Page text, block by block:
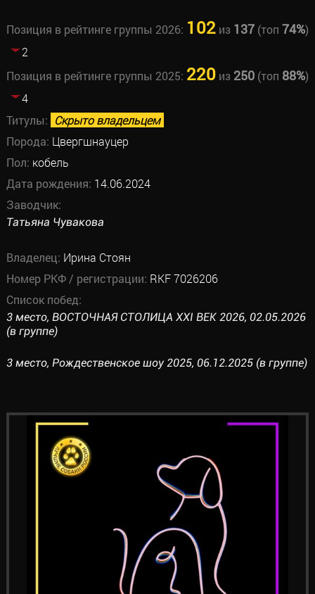
Позиция в рейтинге группы 2026: 102из 137(топ 74%)
2
Позиция в рейтинге группы 2025: 220из 250(топ 88%)
4
Титулы: Скрыто владельцем
Порода: Цвергшнауцер
Пол: кобель
Дата рождения: 14.06.2024
Заводчик:
Татьяна Чувакова
Владелец: Ирина Стоян
Номер РКФ / регистрации: RKF 7026206
Список побед:
3 место, ВОСТОЧНАЯ СТОЛИЦА XXI ВЕК 2026, 02.05.2026
(в группе)
3 место, Рождественское шоу 2025, 06.12.2025 (в группе)